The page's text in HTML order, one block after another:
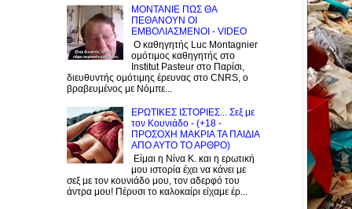
ΜΟΝΤΑΝΙΕ ΠΩΣ ΘΑ
ΠΕΘΑΝΟΥΝ ΟΙ
ΕΜΒΟΛΙΑΣΜΕΝΟΙ - VIDEO
Ο καθηγητής Luc Montagnier
ομότιμος καθηγητής στο
Institut Pasteur στο Παρίσι,
διευθυντής ομότιμης έρευνας στο CNRS, o
βραβευμένος με Νόμπε...
ΕΡΩΤΙΚΕΣ ΙΣΤΟΡΙΕΣ... Σεξ με
τον Kουνιάδο - (+18 -
ΠΡΟΣΟΧΗ ΜΑΚΡΙΑ ΤΑ ΠΑΙΔΙΑ
ΑΠΟ ΑΥΤΟ ΤΟ ΑΡΘΡΟ)
Είμαι η Νίνα Κ. και η ερωτική
μου ιστορία έχει να κάνει με
σεξ με τον κουνιάδο μου, τον αδερφό του
άντρα μου! Πέρυσι το καλοκαίρι είχαμε έρ...